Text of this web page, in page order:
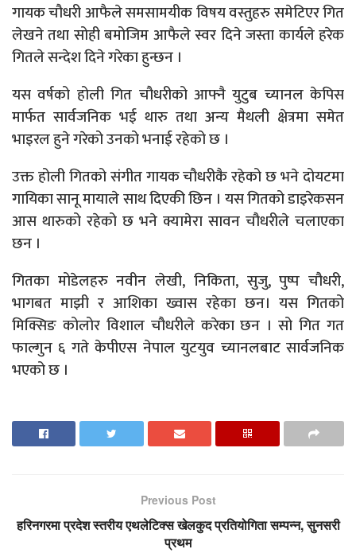
गायक चौधरी आफैले समसामयीक विषय वस्तुहरु समेटिएर गित
लेखने तथा सोही बमोजिम आफैले स्वर दिने जस्ता कार्यले हरेक
गितले सन्देश दिने गरेका हुन्छन ।
यस वर्षको होली गित चौधरीको आफ्नै युटुब च्यानल केपिस
मार्फत सार्वजनिक भई थारु तथा अन्य मैथली क्षेत्रमा समेत
भाइरल हुने गरेको उनको भनाई रहेको छ ।
उक्त होली गितको संगीत गायक चौधरीकै रहेको छ भने दोयटमा
गायिका सानू मायाले साथ दिएकी छिन । यस गितको डाइरेकसन
आस थारुको रहेको छ भने क्यामेरा सावन चौधरीले चलाएका
छन ।
गितका मोडेलहरु नवीन लेखी, निकिता, सुजु, पुष्प चौधरी,
भागबत माझी र आशिका ख्वास रहेका छन। यस गितको
मिक्सिङ कोलोर विशाल चौधरीले करेका छन । सो गित गत
फाल्गुन ६ गते केपीएस नेपाल युटयुव च्यानलबाट सार्वजनिक
भएको छ ।
Previous Post
हरिनगरमा प्रदेश स्तरीय एथलेटिक्स खेलकुद प्रतियोगिता सम्पन्न, सुनसरी
प्रथम